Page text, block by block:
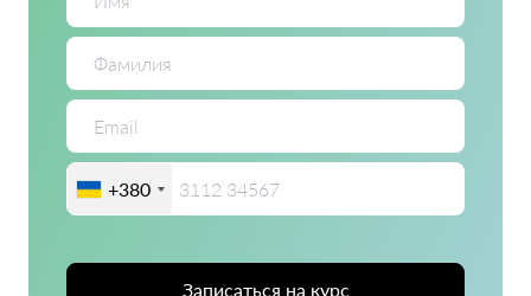
+380
Записаться на курс